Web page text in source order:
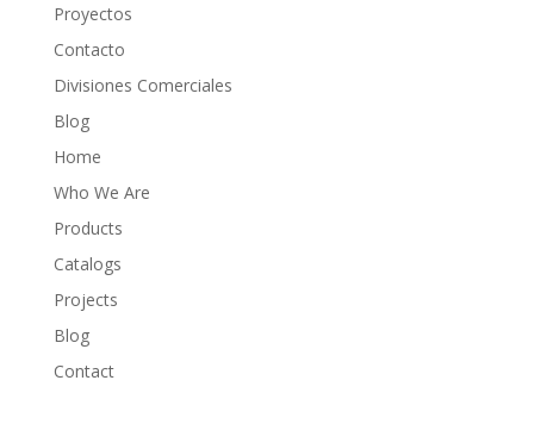
Proyectos
Contacto
Divisiones Comerciales
Blog
Home
Who We Are
Products
Catalogs
Projects
Blog
Contact